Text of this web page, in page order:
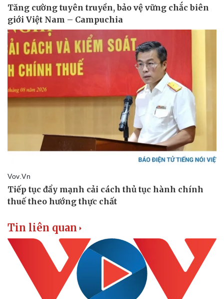
Thông tin doanh nghiệp
Doanh nghiệp 24h
Doanh nhân
Vì cộng đồng
Sành điệu
Tin Công nghệ
Trải nghiệm
Chuyển đổi số
Tin liên quan